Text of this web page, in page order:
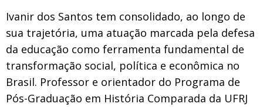
Ivanir dos Santos tem consolidado, ao longo de
sua trajetória, uma atuação marcada pela defesa
da educação como ferramenta fundamental de
transformação social, política e econômica no
Brasil. Professor e orientador do Programa de
Pós-Graduação em História Comparada da UFRJ